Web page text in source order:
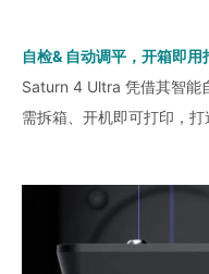
自检& 自动调平，开箱即用
Saturn 4 Ultra 凭借其智能
需拆箱、开机即可打印，打